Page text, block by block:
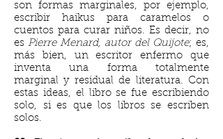
son formas marginales, por ejemplo,
escribir haikus para caramelos o
cuentos para curar niños. Es decir, no
es Pierre Menard, autor del Quijote; es,
más bien, un escritor enfermo que
inventa una forma totalmente
marginal y residual de literatura. Con
estas ideas, el libro se fue escribiendo
solo, si es que los libros se escriben
solos.